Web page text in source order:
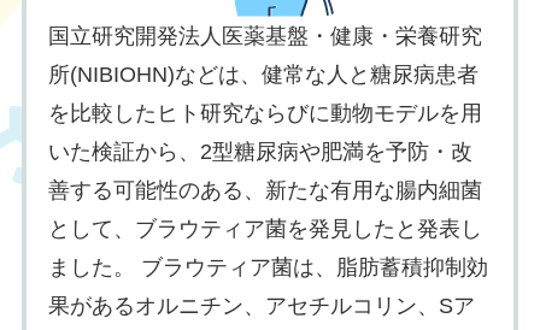
国立研究開発法人医薬基盤・健康・栄養研究
所(NIBIOHN)などは、健常な人と糖尿病患者
を比較したヒト研究ならびに動物モデルを用
いた検証から、2型糖尿病や肥満を予防・改
善する可能性のある、新たな有⽤な腸内細菌
として、ブラウティア菌を発⾒したと発表し
ました。 ブラウティア菌は、脂肪蓄積抑制効
果があるオルニチン、アセチルコリン、Sア